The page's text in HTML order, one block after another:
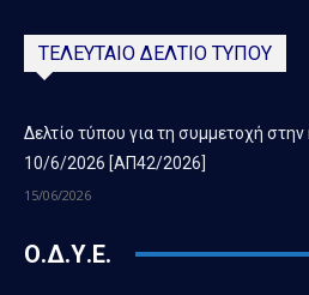
ΤΕΛΕΥΤΑΙΟ ΔΕΛΤΙΟ ΤΥΠΟΥ
Δελτίο τύπου για τη συμμετοχή
10/6/2026 [ΑΠ42/2026]
15/06/2026
Ο.Δ.Υ.Ε.